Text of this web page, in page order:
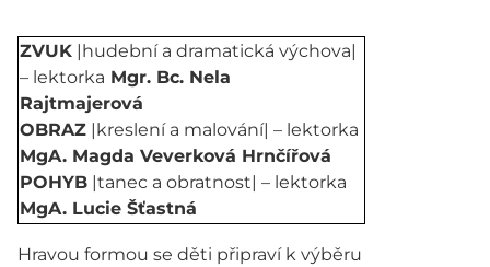
ZVUK |hudební a dramatická výchova|
– lektorka Mgr. Bc. Nela
Rajtmajerová
OBRAZ |kreslení a malování| – lektorka
MgA. Magda Veverková Hrnčířová
POHYB |tanec a obratnost| – lektorka
MgA. Lucie Šťastná
Hravou formou se děti připraví k výběru